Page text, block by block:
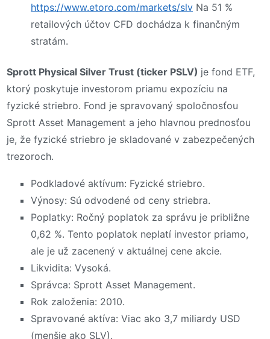
https://www.etoro.com/markets/slv Na 51 %
retailových účtov CFD dochádza k finančným
stratám.
Sprott Physical Silver Trust (ticker PSLV) je fond ETF,
ktorý poskytuje investorom priamu expozíciu na
fyzické striebro. Fond je spravovaný spoločnosťou
Sprott Asset Management a jeho hlavnou prednosťou
je, že fyzické striebro je skladované v zabezpečených
trezoroch.
Podkladové aktívum: Fyzické striebro.
Výnosy: Sú odvodené od ceny striebra.
Poplatky: Ročný poplatok za správu je približne
0,62 %. Tento poplatok neplatí investor priamo,
ale je už zacenený v aktuálnej cene akcie.
Likvidita: Vysoká.
Správca: Sprott Asset Management.
Rok založenia: 2010.
Spravované aktíva: Viac ako 3,7 miliardy USD
(menšie ako SLV).